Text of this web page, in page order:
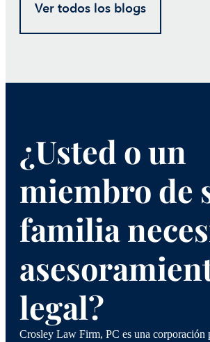
Ver todos los blogs
¿Usted o un
miembro de
familia
legal?
Crosley Law Firm, PC es una corporación